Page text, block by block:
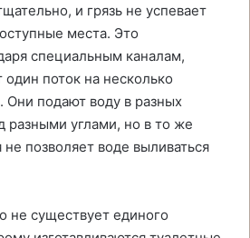
и грязь не успевает
места. Это
специальным каналам,
поток на несколько
Они подают воду в разных
разными углами, но в то же
позволяет воде выливаться
не существует единого